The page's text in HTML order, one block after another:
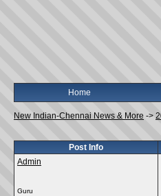
Home
New Indian-Chennai News & More ->
Post Info
Admin
Guru